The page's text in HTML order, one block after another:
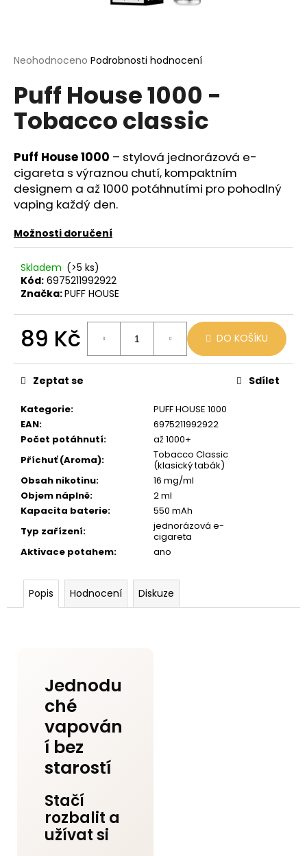
Průměrné
produktu
je
0,0
hvězdiček.
Neohodnoceno Podrobnosti hodnocení
Puff House 1000 -
Tobacco classic
Puff House 1000 – stylová jednorázová e-
cigareta s výraznou chutí, kompaktním
designem a až 1000 potáhnutími pro pohodlný
vaping každý den.
Možnosti doručení
Skladem (>5 ks)
Kód: 6975211992922
Značka:PUFF HOUSE
89 Kč
cena:
DO KOŠÍKU
Kategorie:
PUFF HOUSE 1000
EAN:
6975211992922
Počet potáhnutí:
až 1000+
Příchuť (Aroma):
Tobacco Classic
(klasický tabák)
Obsah nikotinu:
16 mg/ml
Objem náplně:
2 ml
Kapacita baterie:
550 mAh
Typ zařízení:
jednorázová e-
cigareta
Aktivace potahem: ano
Zeptat se Sdílet
Popis Hodnocení Diskuze
Jednodu
ché
vapován
í bez
starostí
Stačí
rozbalit a
užívat si
í
t
?
HLEDAT
o
p
o
u
č
m
e
JDI
GRAPE
POD
89
Kč
Původně:
109
Kč